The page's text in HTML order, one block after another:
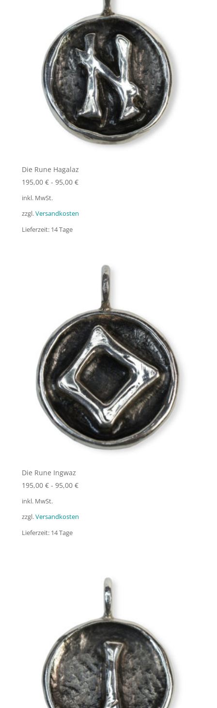
Die Rune Hagalaz
195,00 €- 95,00 €
inkl. MwSt.
zzgl.Versandkosten
Lieferzeit: 14 Tage
Die Rune Ingwaz
195,00 €- 95,00 €
inkl. MwSt.
zzgl.Versandkosten
Lieferzeit: 14 Tage